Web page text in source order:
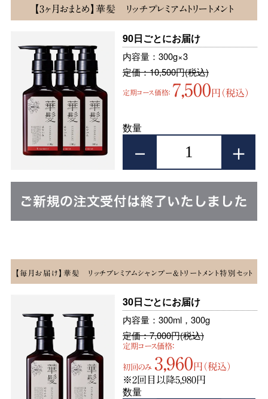
【3ヶ月おまとめ】華髪 リッチプレミアムトリートメント
90日ごとにお届け
内容量：300g×3
定価：10,500円(税込)
定期コース価格： 7,500 円（税込）
数量
【毎月お届け】華髪 リッチプレミアムシャンプー&トリートメント特別セット
30日ごとにお届け
内容量：300ml，300g
定価：7,000円(税込)
定期コース価格：
初回のみ 3,960 円（税込）
※2回目以降5,980円
数量